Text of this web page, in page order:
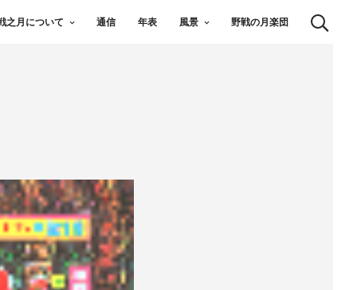
之月について 通信 年表 風景 野戦の月楽団